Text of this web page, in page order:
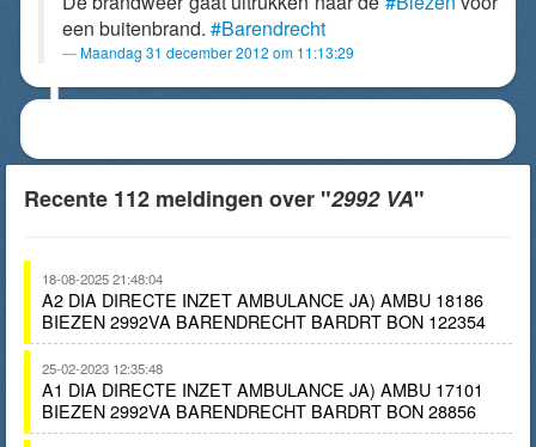
een buitenbrand. #Barendrecht
Maandag 31 december 2012 om 11:13:29
Recente 112 meldingen over "2992 VA"
18-08-2025 21:48:04
A2 DIA DIRECTE INZET AMBULANCE JA) AMBU 18186
BIEZEN 2992VA BARENDRECHT BARDRT BON 122354
25-02-2023 12:35:48
A1 DIA DIRECTE INZET AMBULANCE JA) AMBU 17101
BIEZEN 2992VA BARENDRECHT BARDRT BON 28856